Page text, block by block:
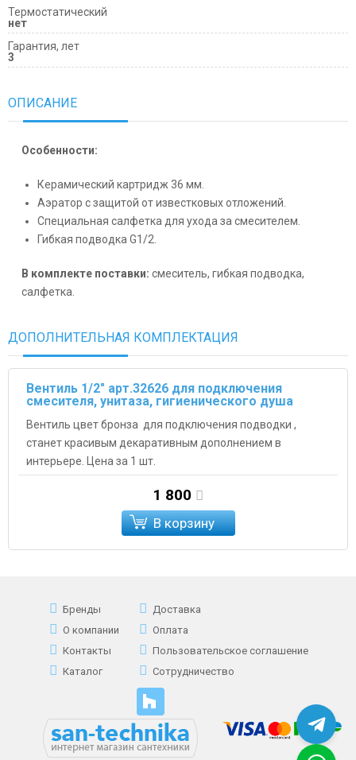
Термостатический
нет
Гарантия, лет
3
ОПИСАНИЕ
Особенности:
Керамический картридж 36 мм.
Аэратор с защитой от известковых отложений.
Специальная салфетка для ухода за смесителем.
Гибкая подводка G1/2.
В комплекте поставки: смеситель, гибкая подводка,
салфетка.
ДОПОЛНИТЕЛЬНАЯ КОМПЛЕКТАЦИЯ
Вентиль 1/2" арт.32626 для подключения
смесителя, унитаза, гигиенического душа
Вентиль цвет бронза для подключения подводки ,
станет красивым декаративным дополнением в
интерьере. Цена за 1 шт.
1 800
В корзину
Бренды
О компании
Контакты
Каталог
Доставка
Оплата
Пользовательское соглашение
Сотрудничество